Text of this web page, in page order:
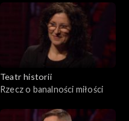
Teatr historii
Rzecz o banalności miłości